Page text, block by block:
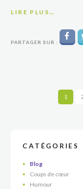
LIRE PLUS…
PARTAGER SUR :
1
CATÉGORIES
Blog
Coups de cœur
Humour